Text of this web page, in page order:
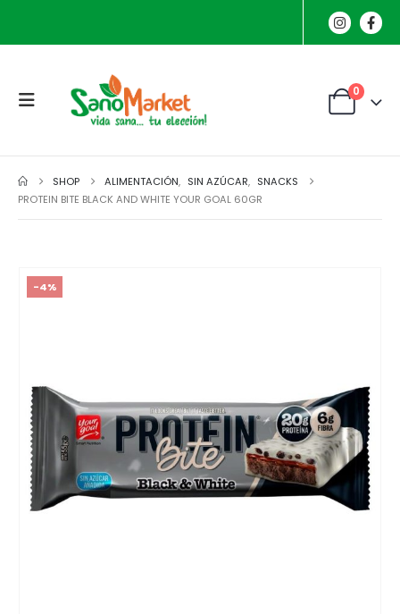
0
SHOP ALIMENTACIÓN, SIN AZÚCAR, SNACKS
PROTEIN BITE BLACK AND WHITE YOUR GOAL 60GR
-4%